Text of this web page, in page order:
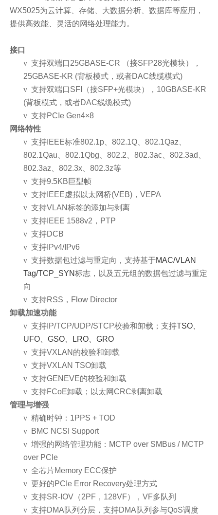
WX5025为云计算、存储、大数据分析、数据库等应用，
提供高效能、灵活的网络处理能力。
接口
v 支持双端口25GBASE-CR （接SFP28光模块），
25GBASE-KR (背板模式，或者DAC线缆模式)
v 支持双端口SFI（接SFP+光模块），10GBASE-KR
(背板模式，或者DAC线缆模式)
v 支持PCIe Gen4×8
网络特性
v 支持IEEE标准802.1p、802.1Q、802.1Qaz、
802.1Qau、802.1Qbg、802.2、802.3ac、802.3ad、
802.3az、802.3x、802.3z等
v 支持9.5KB巨型帧
v 支持IEEE虚拟以太网桥(VEB)，VEPA
v 支持VLAN标签的添加与剥离
v 支持IEEE 1588v2，PTP
v 支持DCB
v 支持IPv4/IPv6
v 支持数据包过滤与重定向，支持基于MAC/VLAN
Tag/TCP_SYN标志，以及五元组的数据包过滤与重定
向
v 支持RSS，Flow Director
卸载加速功能
v 支持IP/TCP/UDP/STCP校验和卸载；支持TSO、
UFO、GSO、LRO、GRO
v 支持VXLAN的校验和卸载
v 支持VXLAN TSO卸载
v 支持GENEVE的校验和卸载
v 支持FCoE卸载；以太网CRC剥离卸载
管理与增强
v 精确时钟：1PPS + TOD
v BMC NCSI Support
v 增强的网络管理功能：MCTP over SMBus / MCTP
over PCIe
v 全芯片Memory ECC保护
v 更好的PCIe Error Recovery处理方式
v 支持SR-IOV（2PF，128VF），VF多队列
v 支持DMA队列分层，支持DMA队列参与QoS调度